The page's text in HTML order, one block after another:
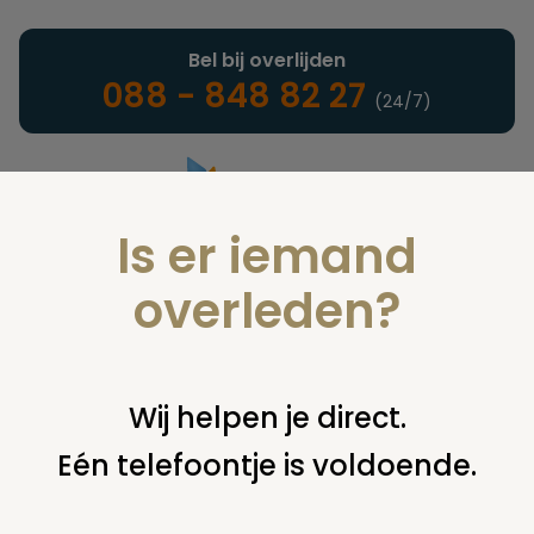
Landelijke uitvaartonderneming
Bel bij overlijden
088 - 848 82 27 (24/7)
U bent hier: home verzekeringen overige financiering uit
wie oude polissen hebben overgenomen
Is er iemand
overleden?
Wij helpen je direct.
Eén telefoontje is voldoende.